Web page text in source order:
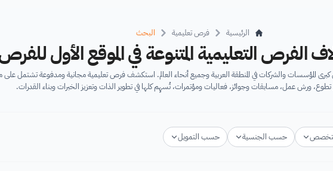
الرئيسية فرص تعليمية البحث
الفرص التعليمية المتنوعة في الموقع الأول
المؤسسات والشركات في المنطقة العربية وجميع أنحاء العالم. استكشف فرص تعليمية مجانية ومدفوعة تشتمل
ورش عمل، مسابقات وجوائز، فعاليات ومؤتمرات، تُسهِم كلها في تطوير الذات وتعزيز الخبرات وبناء القدرات.
حسب الجنسية حسب التمويل